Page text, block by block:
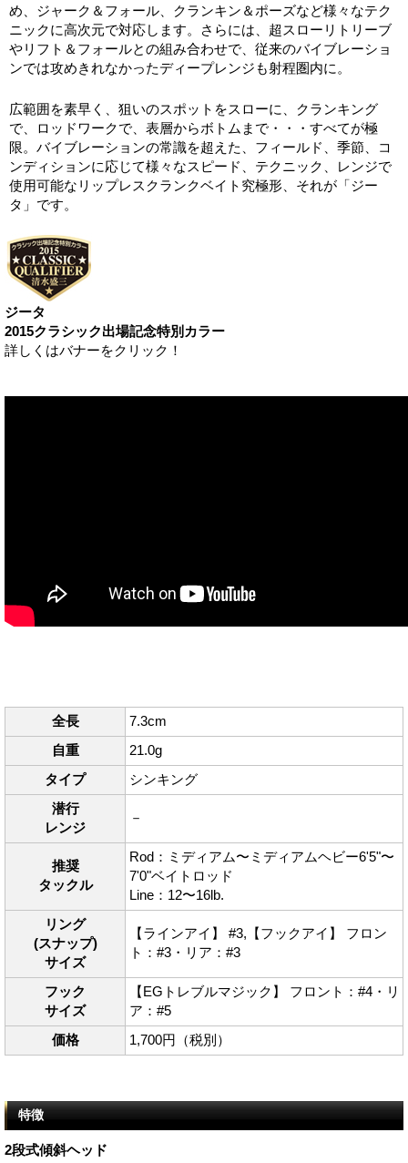
め、ジャーク＆フォール、クランキン＆ポーズなど様々なテク
ニックに高次元で対応します。さらには、超スローリトリーブ
やリフト＆フォールとの組み合わせで、従来のバイブレーショ
ンでは攻めきれなかったディープレンジも射程圏内に。
広範囲を素早く、狙いのスポットをスローに、クランキング
で、ロッドワークで、表層からボトムまで・・・すべてが極
限。バイブレーションの常識を超えた、フィールド、季節、コ
ンディションに応じて様々なスピード、テクニック、レンジで
使用可能なリップレスクランクベイト究極形、それが「ジー
タ」です。
ジータ
2015クラシック出場記念特別カラー
詳しくはバナーをクリック！
全長
7.3cm
自重
21.0g
タイプ
シンキング
潜行
レンジ
－
推奨
タックル
Rod：ミディアム〜ミディアムヘビー6'5"〜
7'0"ベイトロッド
Line：12〜16lb.
リング
(スナップ)
サイズ
【ラインアイ】 #3,【フックアイ】 フロン
ト：#3・リア：#3
フック
サイズ
【EGトレブルマジック】 フロント：#4・リ
ア：#5
価格
1,700円（税別）
特徴
2段式傾斜ヘッド